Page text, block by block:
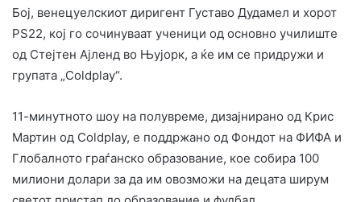
Бој, венецуелскиот диригент Густаво Дудамел и хорот
PS22, кој го сочинуваат ученици од основно училиште
од Стејтен Ајленд во Њујорк, а ќе им се придружи и
групата „Coldplay“.
11-минутното шоу на полувреме, дизајнирано од Крис
Мартин од Coldplay, е поддржано од Фондот на ФИФА и
Глобалното граѓанско образование, кое собира 100
милиони долари за да им овозможи на децата ширум